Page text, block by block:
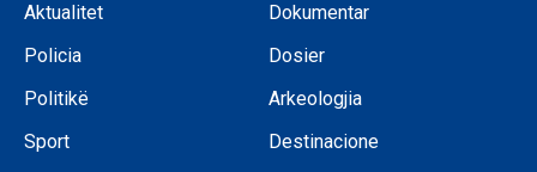
Aktualitet
Policia
Politikë
Sport
Dokumentar
Dosier
Arkeologjia
Destinacione